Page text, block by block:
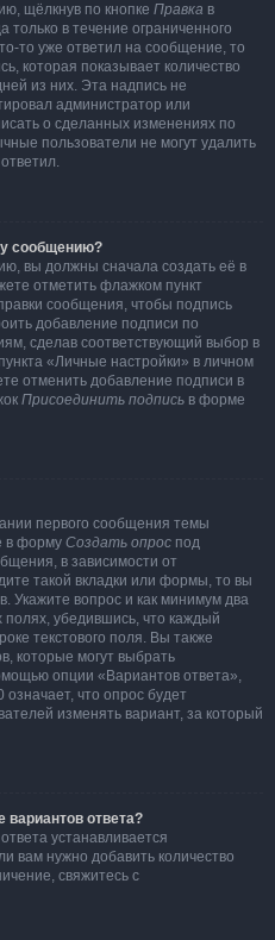
щёлкнув по кнопке Правка в
в течение ограниченного
то уже ответил на сообщение, то
которая показывает количество
из них. Эта надпись не
администратор или
о сделанных изменениях по
пользователи не могут удалить
сообщению?
вы должны сначала создать её в
отметить флажком пункт
сообщения, чтобы подпись
добавление подписи по
сделав соответствующий выбор в
«Личные настройки» в личном
отменить добавление подписи в
Присоединить подпись в форме
первого сообщения темы
в форму Создать опрос под
в зависимости от
такой вкладки или формы, то вы
Укажите вопрос и как минимум два
полях, убедившись, что каждый
текстового поля. Вы также
которые могут выбрать
опции «Вариантов ответа»,
что опрос будет
изменять вариант, за который
ответа?
устанавливается
вам нужно добавить количество
свяжитесь с